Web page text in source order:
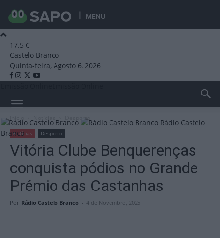
MENU
17.5 C
Castelo Branco
Quinta-feira, Agosto 6, 2026
Rádio Castelo
Branco
Desporto
Notícias Desporto
Vitória Clube Benquerenças
conquista pódios no Grande
Prémio das Castanhas
Por Rádio Castelo Branco - 4 de Novembro, 2025